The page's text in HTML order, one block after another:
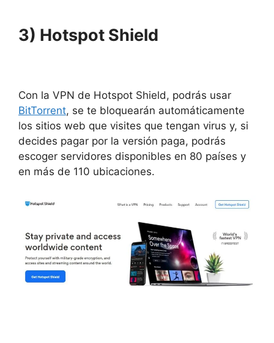
3) Hotspot Shield
Con la VPN de Hotspot Shield, podrás usar
BitTorrent, se te bloquearán automáticamente
los sitios web que visites que tengan virus y, si
decides pagar por la versión paga, podrás
escoger servidores disponibles en 80 países y
en más de 110 ubicaciones.